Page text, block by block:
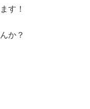
す！
か？